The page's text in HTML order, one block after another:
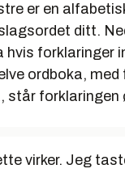
er en
ditt.
forklaringer
ordboka, med
står
virker. Jeg